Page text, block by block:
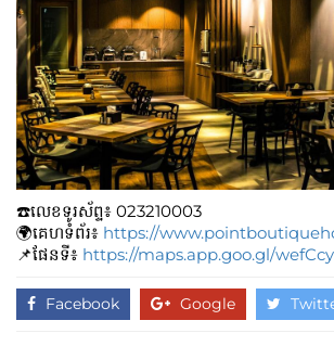
☎️លេខទូរស័ព្ទ៖​​ 023210003
🌍គេហទំព័រ៖ https://
📌ផែនទី៖ https://maps.app.goo.gl/
Facebook Google